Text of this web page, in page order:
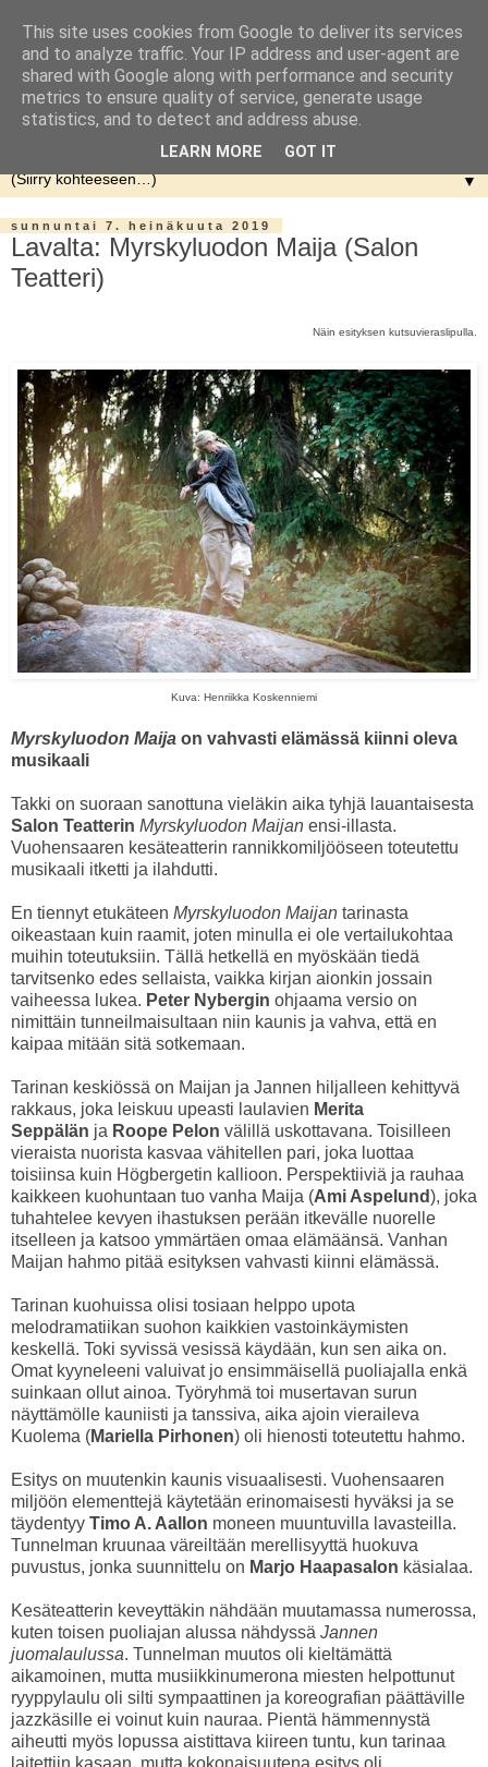
▼
sunnuntai 7. heinäkuuta 2019
Lavalta: Myrskyluodon Maija (Salon
Teatteri)
Näin esityksen kutsuvieraslipulla.
Kuva: Henriikka Koskenniemi
Myrskyluodon Maija on vahvasti elämässä kiinni oleva
musikaali
Takki on suoraan sanottuna vieläkin aika tyhjä lauantaisesta
Salon Teatterin Myrskyluodon Maijan ensi-illasta.
Vuohensaaren kesäteatterin rannikkomiljööseen toteutettu
musikaali itketti ja ilahdutti.
En tiennyt etukäteen Myrskyluodon Maijan tarinasta
oikeastaan kuin raamit, joten minulla ei ole vertailukohtaa
muihin toteutuksiin. Tällä hetkellä en myöskään tiedä
tarvitsenko edes sellaista, vaikka kirjan aionkin jossain
vaiheessa lukea. Peter Nybergin ohjaama versio on
nimittäin tunneilmaisultaan niin kaunis ja vahva, että en
kaipaa mitään sitä sotkemaan.
Tarinan keskiössä on Maijan ja Jannen hiljalleen kehittyvä
rakkaus, joka leiskuu upeasti laulavien Merita
Seppälän ja Roope Pelon välillä uskottavana. Toisilleen
vieraista nuorista kasvaa vähitellen pari, joka luottaa
toisiinsa kuin Högbergetin kallioon. Perspektiiviä ja rauhaa
kaikkeen kuohuntaan tuo vanha Maija (Ami Aspelund), joka
tuhahtelee kevyen ihastuksen perään itkevälle nuorelle
itselleen ja katsoo ymmärtäen omaa elämäänsä. Vanhan
Maijan hahmo pitää esityksen vahvasti kiinni elämässä.
Tarinan kuohuissa olisi tosiaan helppo upota
melodramatiikan suohon kaikkien vastoinkäymisten
keskellä. Toki syvissä vesissä käydään, kun sen aika on.
Omat kyyneleeni valuivat jo ensimmäisellä puoliajalla enkä
suinkaan ollut ainoa. Työryhmä toi musertavan surun
näyttämölle kauniisti ja tanssiva, aika ajoin vieraileva
Kuolema (Mariella Pirhonen) oli hienosti toteutettu hahmo.
Esitys on muutenkin kaunis visuaalisesti. Vuohensaaren
miljöön elementtejä käytetään erinomaisesti hyväksi ja se
täydentyy Timo A. Aallon moneen muuntuvilla lavasteilla.
Tunnelman kruunaa väreiltään merellisyyttä huokuva
puvustus, jonka suunnittelu on Marjo Haapasalon käsialaa.
Kesäteatterin keveyttäkin nähdään muutamassa numerossa,
kuten toisen puoliajan alussa nähdyssä Jannen
juomalaulussa. Tunnelman muutos oli kieltämättä
aikamoinen, mutta musiikkinumerona miesten helpottunut
ryyppylaulu oli silti sympaattinen ja koreografian päättäville
jazzkäsille ei voinut kuin nauraa. Pientä hämmennystä
aiheutti myös lopussa aistittava kiireen tuntu, kun tarinaa
laitettiin kasaan, mutta kokonaisuutena esitys oli
This site uses cookies from Google to deliver its services
and to analyze traffic. Your IP address and user-agent are
shared with Google along with performance and security
metrics to ensure quality of service, generate usage
statistics, and to detect and address abuse.
LEARN MORE GOT IT